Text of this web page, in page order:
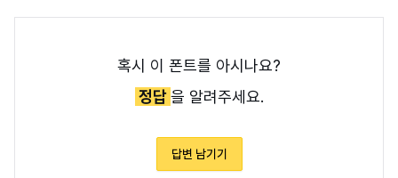
혹시 이 폰트를 아시나요?
정답을 알려주세요.
답변 남기기